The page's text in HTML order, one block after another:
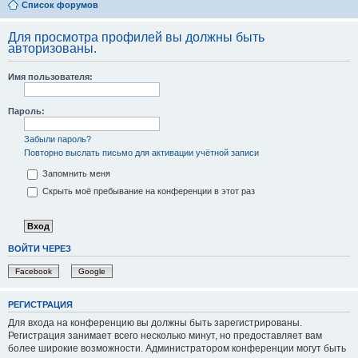
Список форумов
Для просмотра профилей вы должны быть
авторизованы.
Имя пользователя:
Пароль:
Забыли пароль?
Повторно выслать письмо для активации учётной записи
Запомнить меня
Скрыть моё пребывание на конференции в этот раз
ВОЙТИ ЧЕРЕЗ
Facebook Google
РЕГИСТРАЦИЯ
Для входа на конференцию вы должны быть зарегистрированы.
Регистрация занимает всего несколько минут, но предоставляет вам
более широкие возможности. Администратором конференции могут быть